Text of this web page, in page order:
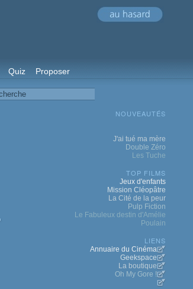
Quiz Proposer
NOUVEAUTÉS
J'ai tué ma mère
Double Zéro
Les Tuche
TOP FILMS
Jeux d'enfants
Mission Cléopâtre
La Cité de la peur
Pulp Fiction
Le Fabuleux destin d'Amélie
Poulain
LIENS
Annuaire du Cinéma
Geekspace
La boutique
Oh My Gore !